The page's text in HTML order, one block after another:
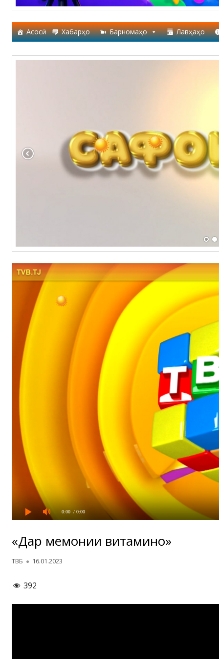
Асосӣ Хабарҳо Барномаҳо Лавҳаҳо
0:00 / 0:00
«Дар меҳмонии витаминҳо»
Автор
ТВБ Опубликовано
16.01.2023
392